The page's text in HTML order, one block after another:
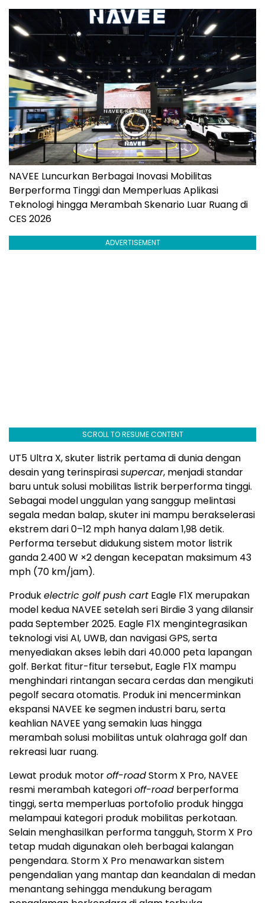
NAVEE Luncurkan Berbagai Inovasi Mobilitas
Berperforma Tinggi dan Memperluas Aplikasi
Teknologi hingga Merambah Skenario Luar Ruang di
CES 2026
ADVERTISEMENT
SCROLL TO RESUME CONTENT
UT5 Ultra X, skuter listrik pertama di dunia dengan
desain yang terinspirasisupercar, menjadi standar
baru untuk solusi mobilitas listrik berperforma tinggi.
Sebagai model unggulan yang sanggup melintasi
segala medan balap, skuter ini mampu berakselerasi
ekstrem dari 0–12 mph hanya dalam 1,98 detik.
Performa tersebut didukung sistem motor listrik
ganda 2.400 W ×2 dengan kecepatan maksimum 43
mph (70 km/jam).
Produkelectric golf push cart Eagle F1X merupakan
model kedua NAVEE setelah seri Birdie 3 yang dilansir
padaSeptember 2025. Eagle F1X mengintegrasikan
teknologi visi AI, UWB, dan navigasi GPS, serta
menyediakan akses lebih dari 40.000 peta lapangan
golf. Berkat fitur-fitur tersebut, Eagle F1X mampu
menghindari rintangan secara cerdas dan mengikuti
pegolf secara otomatis. Produk ini mencerminkan
ekspansi NAVEE ke segmen industri baru, serta
keahlian NAVEE yang semakin luas hingga
merambah solusi mobilitas untuk olahraga golf dan
rekreasi luar ruang.
Lewat produk motoroff-roadStorm X Pro, NAVEE
resmi merambah kategorioff-road berperforma
tinggi, serta memperluas portofolio produk hingga
melampaui kategori produk mobilitas perkotaan.
Selain menghasilkan performa tangguh, Storm X Pro
tetap mudah digunakan oleh berbagai kalangan
pengendara. Storm X Pro menawarkan sistem
pengendalian yang mantap dan keandalan di medan
menantang sehingga mendukung beragam